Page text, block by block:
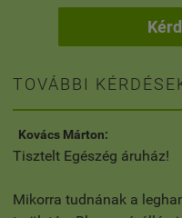
TOVÁBBI
Kovács Márton:
Tisztelt Egészég áruház!
Mikorra tudnának a